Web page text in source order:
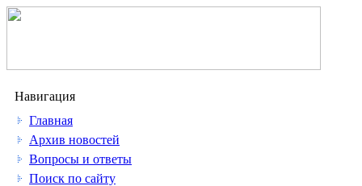
Навигация
Главная
Архив новостей
Вопросы и ответы
Поиск по сайту